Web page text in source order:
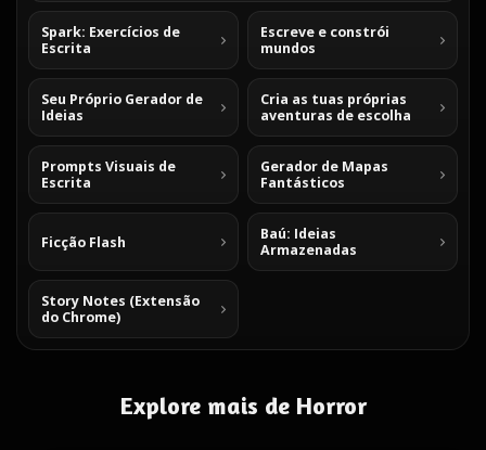
Spark: Exercícios de
Escrita
Escreve e constrói
mundos
Seu Próprio Gerador de
Ideias
Cria as tuas próprias
aventuras de escolha
Prompts Visuais de
Escrita
Gerador de Mapas
Fantásticos
Ficção Flash
Baú: Ideias
Armazenadas
Story Notes (Extensão
do Chrome)
Explore mais de Horror